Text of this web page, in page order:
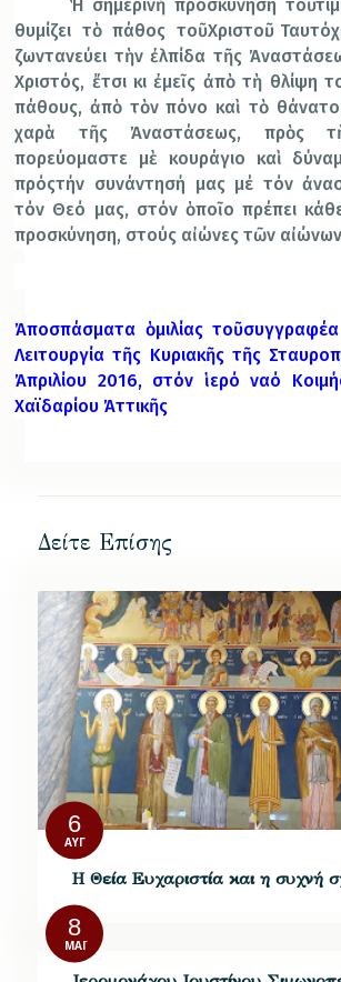
Ἡ σημερινὴ προσκύνηση τοῦ
θυμίζει τὸ πάθος τοῦ Χριστοῦ.
ζωντανεύει τὴν ἐλπίδα τῆς
Χριστός, ἔτσι κι ἐμεῖς ἀπὸ τὴ θλίψη
πάθους, ἀπὸ τὸν πόνο καὶ τὸ
χαρὰ τῆς Ἀναστάσεως, πρὸς
πορεύομαστε μὲ κουράγιο καὶ
πρόςτήν συνάντησή μας μέ τόν
τόν Θεό μας, στόν ὁποῖο πρέπει
προσκύνηση, στούς αἰώνες τῶν
Ἀποσπάσματα ὁμιλίας τοῦ
Λειτουργία τῆς Κυριακῆς τῆς
Ἀπριλίου 2016, στόν ἱερό ναό
Χαϊδαρίου Ἀττικῆς
Δείτε Επίσης
6
ΑΥΓ
Η Θεία Ευχαριστία και η συχνή
8
ΜΆΙ